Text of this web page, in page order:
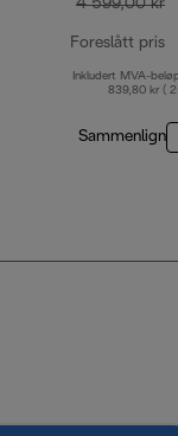
4 599,00 kr
Foreslått pris
Inkludert MVA-
839,80 kr (
Sammenlign